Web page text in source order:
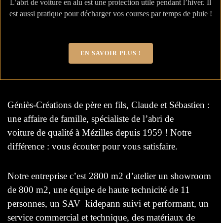
L’abri de voiture en alu est une protection utile pendant l’hiver. Il
est aussi pratique pour décharger vos courses par temps de pluie !
EN SAVOIR PLUS !
Géniès-Créations de père en fils, Claude et Sébastien :
une affaire de famille, spécialiste de l’abri de
voiture de qualité à Mézilles depuis 1959 ! Notre
différence : vous écouter pour vous satisfaire.
Notre entreprise c’est 2800 m2 d’atelier un showroom
de 800 m2, une équipe de haute technicité de 11
personnes, un SAV kidepann suivi et performant, un
service commercial et technique, des matériaux de